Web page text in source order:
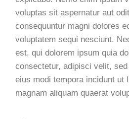
voluptas sit aspernatur aut
consequuntur magni dolores
voluptatem sequi nesciunt.
est, qui dolorem ipsum quia
consectetur, adipisci velit,
eius modi tempora incidunt ut
magnam aliquam quaerat